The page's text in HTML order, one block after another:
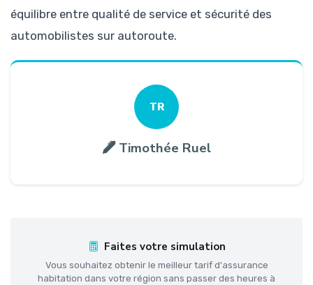
équilibre entre qualité de service et sécurité des
automobilistes sur autoroute.
TR
Timothée Ruel
Faites votre simulation
Vous souhaitez obtenir le meilleur tarif d'assurance
habitation dans votre région sans passer des heures à